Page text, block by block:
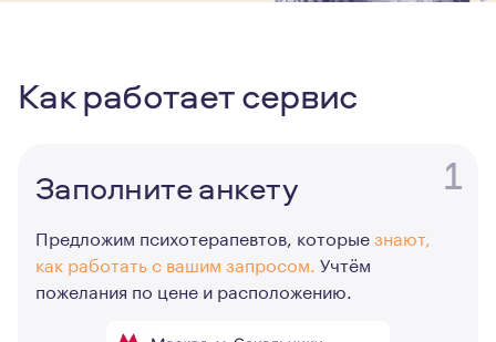
Как работает сервис
1
Заполните анкету
Предложим психотерапевтов, которыезнают,
как работать с вашим запросом. Учтём
пожелания по цене и расположению.